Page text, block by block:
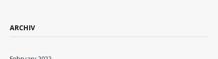
ARCHIV